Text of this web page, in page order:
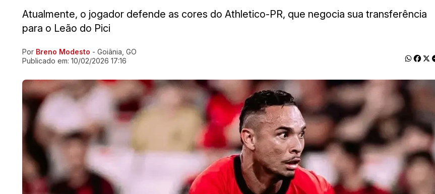
Atualmente, o jogador defende as cores do Athletico-PR, que negocia sua transferência
para o Leão do Pici
Ir direto pra matéria
Por Breno Modesto - Goiânia, GO
Publicado em: 10/02/2026 17:16